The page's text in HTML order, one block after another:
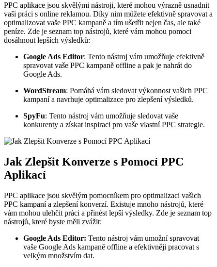
PPC aplikace jsou skvělými nástroji, které mohou výrazně usnadnit
vaši práci s online reklamou. Díky nim můžete efektivně spravovat a
optimalizovat vaše PPC kampaně a tím ušetřit nejen čas, ale také
peníze. Zde je seznam top nástrojů, které vám mohou pomoci
dosáhnout lepších výsledků:
Google Ads Editor: Tento nástroj vám umožňuje efektivně
spravovat vaše PPC kampaně offline a pak je nahrát do
Google Ads.
WordStream: Pomáhá vám sledovat výkonnost vašich PPC
kampaní a navrhuje optimalizace pro zlepšení výsledků.
SpyFu: Tento nástroj vám umožňuje sledovat vaše
konkurenty a získat inspiraci pro vaše vlastní PPC strategie.
Jak Zlepšit Konverze s Pomocí PPC
Aplikací
PPC aplikace jsou skvělým pomocníkem pro optimalizaci vašich
PPC kampaní a zlepšení konverzí. Existuje mnoho nástrojů, které
vám mohou ulehčit práci a přinést lepší výsledky. Zde je seznam top
nástrojů, které byste měli zvážit:
Google Ads Editor: Tento nástroj vám umožní spravovat
vaše Google Ads kampaně offline a efektivněji pracovat s
velkým množstvím dat.